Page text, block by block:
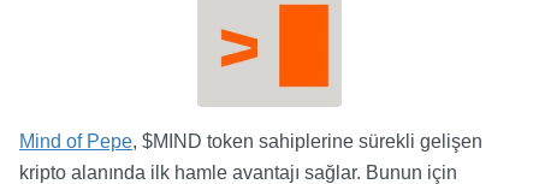
Mind of Pepe, $MIND token sahiplerine sürekli gelişen
kripto alanında ilk hamle avantajı sağlar. Bunun için